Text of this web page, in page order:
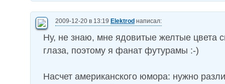
2009-12-20 в 13:19 Elektrod написал:
Ну, не знаю, мне ядовитые желтые цвета
глаза, поэтому я фанат футурамы :-)
Насчет американского юмора: нужно